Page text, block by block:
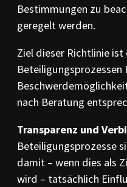
Bestimmungen zu
geregelt werden.
Ziel dieser Richtlinie
nach Beratung
Transparenz und
Beteiligungsprozesse
damit – wenn dies als
wird – tatsächlich